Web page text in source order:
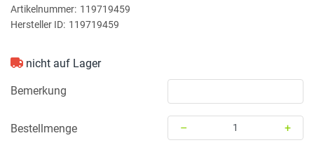
Artikelnummer: 119719459
Hersteller ID: 119719459
nicht auf Lager
Bemerkung
Bestellmenge –
+